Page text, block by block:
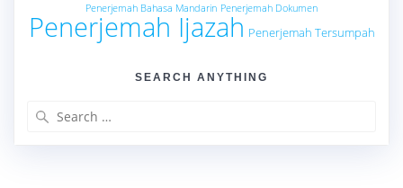
Penerjemah Bahasa Mandarin Penerjemah Dokumen
Penerjemah Ijazah Penerjemah Tersumpah
SEARCH ANYTHING